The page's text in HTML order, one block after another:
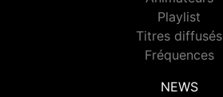
Playlist
Titres diffusés
Fréquences
NEWS